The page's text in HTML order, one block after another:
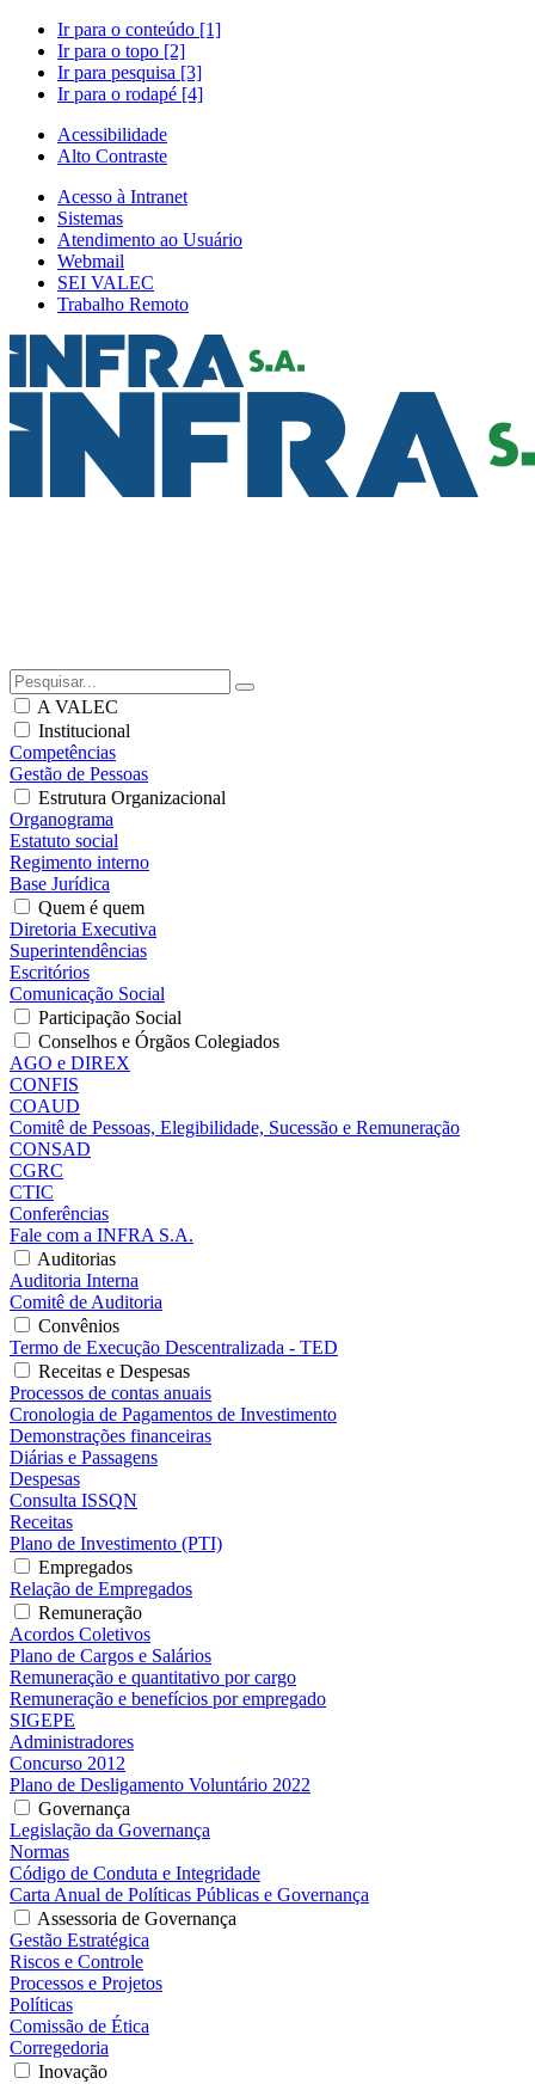
Ir para o conteúdo [1]
Ir para o topo [2]
Ir para pesquisa [3]
Ir para o rodapé [4]
Acessibilidade
Alto Contraste
Acesso à Intranet
Sistemas
Atendimento ao Usuário
Webmail
SEI VALEC
Trabalho Remoto
A VALEC
Institucional
Competências
Gestão de Pessoas
Estrutura Organizacional
Organograma
Estatuto social
Regimento interno
Base Jurídica
Quem é quem
Diretoria Executiva
Superintendências
Escritórios
Comunicação Social
Participação Social
Conselhos e Órgãos Colegiados
AGO e DIREX
CONFIS
COAUD
Comitê de Pessoas, Elegibilidade, Sucessão e Remuneração
CONSAD
CGRC
CTIC
Conferências
Fale com a INFRA S.A.
Auditorias
Auditoria Interna
Comitê de Auditoria
Convênios
Termo de Execução Descentralizada - TED
Receitas e Despesas
Processos de contas anuais
Cronologia de Pagamentos de Investimento
Demonstrações financeiras
Diárias e Passagens
Despesas
Consulta ISSQN
Receitas
Plano de Investimento (PTI)
Empregados
Relação de Empregados
Remuneração
Acordos Coletivos
Plano de Cargos e Salários
Remuneração e quantitativo por cargo
Remuneração e benefícios por empregado
SIGEPE
Administradores
Concurso 2012
Plano de Desligamento Voluntário 2022
Governança
Legislação da Governança
Normas
Código de Conduta e Integridade
Carta Anual de Políticas Públicas e Governança
Assessoria de Governança
Gestão Estratégica
Riscos e Controle
Processos e Projetos
Políticas
Comissão de Ética
Corregedoria
Inovação